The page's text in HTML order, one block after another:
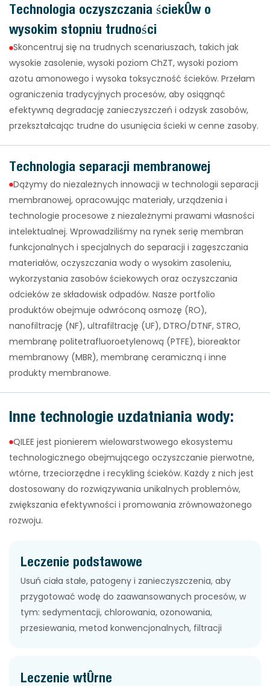
Technologia oczyszczania ścieków o
wysokim stopniu trudności
Skoncentruj się na trudnych scenariuszach, takich jak
wysokie zasolenie, wysoki poziom ChZT, wysoki poziom
azotu amonowego i wysoka toksyczność ścieków. Przełam
ograniczenia tradycyjnych procesów, aby osiągnąć
efektywną degradację zanieczyszczeń i odzysk zasobów,
przekształcając trudne do usunięcia ścieki w cenne zasoby.
Technologia separacji membranowej
Dążymy do niezależnych innowacji w technologii separacji
membranowej, opracowując materiały, urządzenia i
technologie procesowe z niezależnymi prawami własności
intelektualnej. Wprowadziliśmy na rynek serię membran
funkcjonalnych i specjalnych do separacji i zagęszczania
materiałów, oczyszczania wody o wysokim zasoleniu,
wykorzystania zasobów ściekowych oraz oczyszczania
odcieków ze składowisk odpadów. Nasze portfolio
produktów obejmuje odwróconą osmozę (RO),
nanofiltrację (NF), ultrafiltrację (UF), DTRO/DTNF, STRO,
membranę politetrafluoroetylenową (PTFE), bioreaktor
membranowy (MBR), membranę ceramiczną i inne
produkty membranowe.
Inne technologie uzdatniania wody:
QILEE jest pionierem wielowarstwowego ekosystemu
technologicznego obejmującego oczyszczanie pierwotne,
wtórne, trzeciorzędne i recykling ścieków. Każdy z nich jest
dostosowany do rozwiązywania unikalnych problemów,
zwiększania efektywności i promowania zrównoważonego
rozwoju.
Leczenie podstawowe
Usuń ciała stałe, patogeny i zanieczyszczenia, aby
przygotować wodę do zaawansowanych procesów, w
tym: sedymentacji, chlorowania, ozonowania,
przesiewania, metod konwencjonalnych, filtracji
Leczenie wtórne